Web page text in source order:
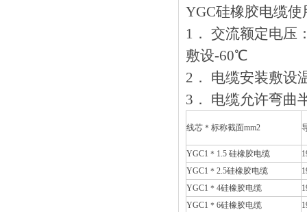
YGC硅橡胶电缆使
1． 交流额定电压
敷设-60℃
2． 电缆安装敷设温
3． 电缆允许弯曲
线芯＊标称截面mm2
YGC1＊1.5 硅橡胶电缆
YGC1＊2.5硅橡胶电缆
YGC1＊4硅橡胶电缆
YGC1＊6硅橡胶电缆